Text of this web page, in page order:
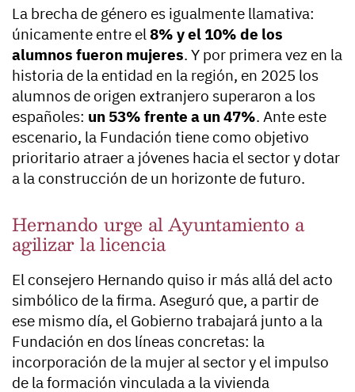
La brecha de género es igualmente llamativa:
únicamente entre el8% y el 10% de los
alumnos fueron mujeres. Y por primera vez en la
historia de la entidad en la región, en 2025 los
alumnos de origen extranjero superaron a los
españoles: un 53% frente a un 47%. Ante este
escenario, la Fundación tiene como objetivo
prioritario atraer a jóvenes hacia el sector y dotar
a la construcción de un horizonte de futuro.
Hernando urge al Ayuntamiento a
agilizar la licencia
El consejero Hernando quiso ir más allá del acto
simbólico de la firma. Aseguró que, a partir de
ese mismo día, el Gobierno trabajará junto a la
Fundación en dos líneas concretas: la
incorporación de la mujer al sector y el impulso
de la formación vinculada a la vivienda